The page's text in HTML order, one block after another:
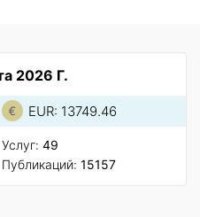
2026 Г.
EUR: 13749.46
Услуг: 49
Публикаций: 15157